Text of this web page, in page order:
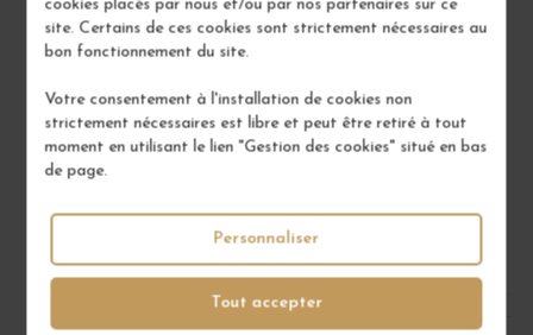
cookies placés par nous et/ou par nos partenaires sur ce
site. Certains de ces cookies sont strictement nécessaires au
bon fonctionnement du site.
Votre consentement à l'installation de cookies non
strictement nécessaires est libre et peut être retiré à tout
moment en utilisant le lien "Gestion des cookies" situé en bas
de page.
Tout accepter
Personnaliser
RIESLING SCHARZHOFBERGER KABINETT 2021
Vin Blanc
260,00 €
/ 75 cl : Bouteille